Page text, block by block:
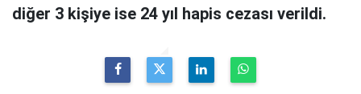
diğer 3 kişiye ise 24 yıl hapis cezası verildi.